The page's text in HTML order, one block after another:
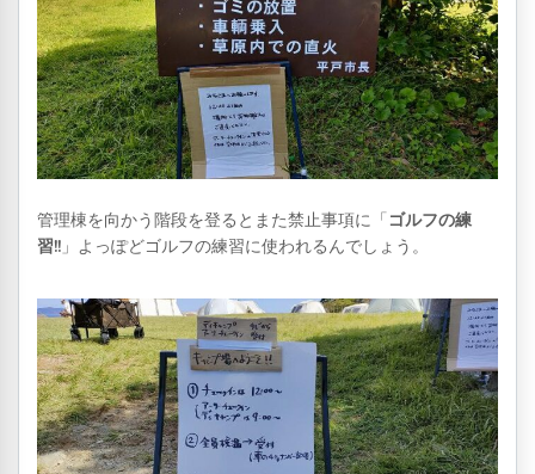
管理棟を向かう階段を登るとまた禁止事項に「ゴルフの練
習!! 」よっぽどゴルフの練習に使われるんでしょう。